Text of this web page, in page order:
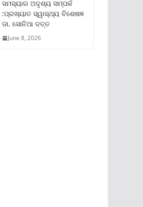
ସମସ୍ୟାର ଅଦୃଶ୍ୟ ସମ୍ପର୍କ
:ପ୍ରଖ୍ୟାତ ସ୍ୱାସ୍ଥ୍ୟ ବିଶେଷଜ୍ଞ
ଡା. ସୋନିଆ ଦତ୍ତ
June 8, 2026